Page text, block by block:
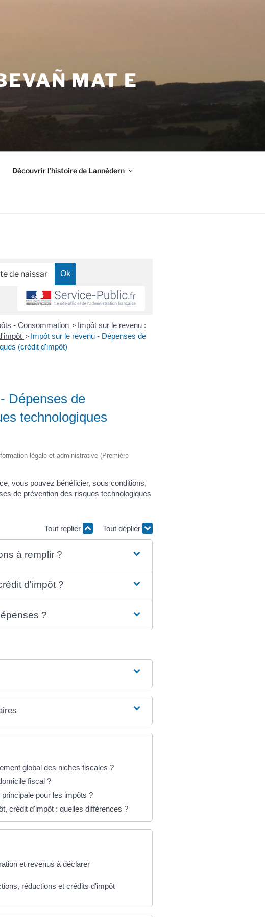
MAT E
Découvrir l’histoire de Lannédern
- Consommation > Impôt sur le revenu :
> Impôt sur le revenu - Dépenses de
(crédit d'impôt)
Dépenses de
technologiques
légale et administrative (Première
vous pouvez bénéficier, sous conditions,
de prévention des risques technologiques
Tout replier Tout déplier
à remplir ?
d'impôt ?
?
global des niches fiscales ?
fiscal ?
pour les impôts ?
crédit d'impôt : quelles différences ?
et revenus à déclarer
réductions et crédits d'impôt